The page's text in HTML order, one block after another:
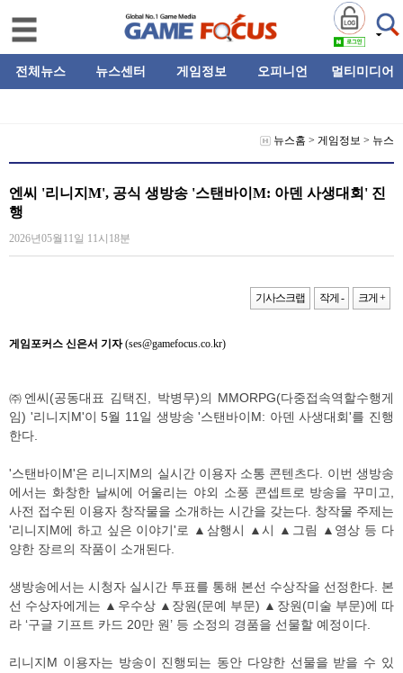
전체뉴스 뉴스센터 게임정보 오피니언 멀티미디어
뉴스홈 > 게임정보 > 뉴스
엔씨 '리니지M', 공식 생방송 '스탠바이M: 아덴 사생대회' 진
행
2026년05월11일 11시18분
기사스크랩 작게 - 크게 +
게임포커스 신은서 기자(ses@gamefocus.co.kr)
㈜엔씨(공동대표 김택진, 박병무)의 MMORPG(다중접속역할수행게
임) '리니지M'이 5월 11일 생방송 '스탠바이M: 아덴 사생대회'를 진행
한다.
'스탠바이M'은 리니지M의 실시간 이용자 소통 콘텐츠다. 이번 생방송
에서는 화창한 날씨에 어울리는 야외 소풍 콘셉트로 방송을 꾸미고,
사전 접수된 이용자 창작물을 소개하는 시간을 갖는다. 창작물 주제는
'리니지M에 하고 싶은 이야기'로 ▲삼행시 ▲시 ▲그림 ▲영상 등 다
양한 장르의 작품이 소개된다.
생방송에서는 시청자 실시간 투표를 통해 본선 수상작을 선정한다. 본
선 수상자에게는 ▲우수상 ▲장원(문예 부문) ▲장원(미술 부문)에 따
라 ‘구글 기프트 카드 20만 원’ 등 소정의 경품을 선물할 예정이다.
리니지M 이용자는 방송이 진행되는 동안 다양한 선물을 받을 수 있